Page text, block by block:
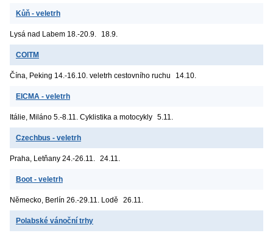
Kůň - veletrh
Lysá nad Labem 18.-20.9. 18.9.
COITM
Čína, Peking 14.-16.10. veletrh cestovního ruchu 14.10.
EICMA - veletrh
Itálie, Miláno 5.-8.11. Cyklistika a motocykly 5.11.
Czechbus - veletrh
Praha, Letňany 24.-26.11. 24.11.
Boot - veletrh
Německo, Berlín 26.-29.11. Lodě 26.11.
Polabské vánoční trhy